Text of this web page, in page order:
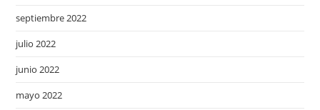
septiembre 2022
julio 2022
junio 2022
mayo 2022